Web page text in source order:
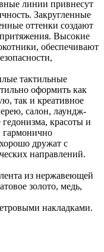
линии привнесут
Закругленные
оттенки создают
Высокие
обеспечивают
тактильные
оформить как
так и креативное
салон, лаундж-
красоты и
гармонично
дружат с
направлений.
из нержавеющей
золото, медь,
накладками.